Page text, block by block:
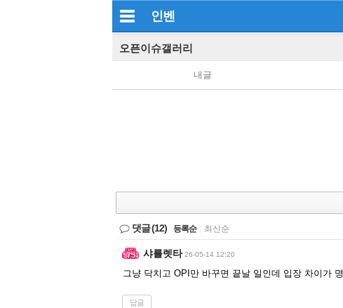
인벤
오픈이슈갤러리
내글
댓글(12) 등록순 최신순
샤를렛타 26-05-14 12:20
그냥 닥치고 OPI만 바꾸면 끝날 일인데 입장 차이가
답글